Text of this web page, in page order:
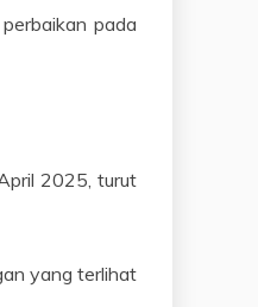
pada
2025, turut
yang terlihat